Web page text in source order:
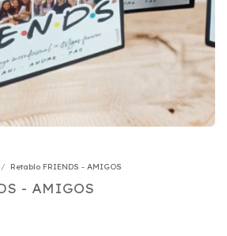
/ Retablo FRIENDS - AMIGOS
- AMIGOS